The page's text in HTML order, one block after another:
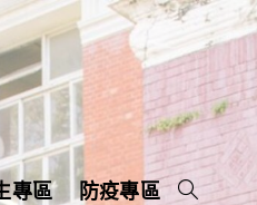
專區 防疫專區